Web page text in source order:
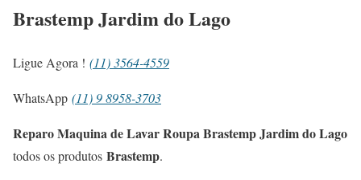
Brastemp Jardim do Lago
Ligue Agora ! (11) 3564-4559
WhatsApp (11) 9 8958-3703
Reparo Maquina de Lavar Roupa Brastemp Jardim do Lago
todos os produtos Brastemp.